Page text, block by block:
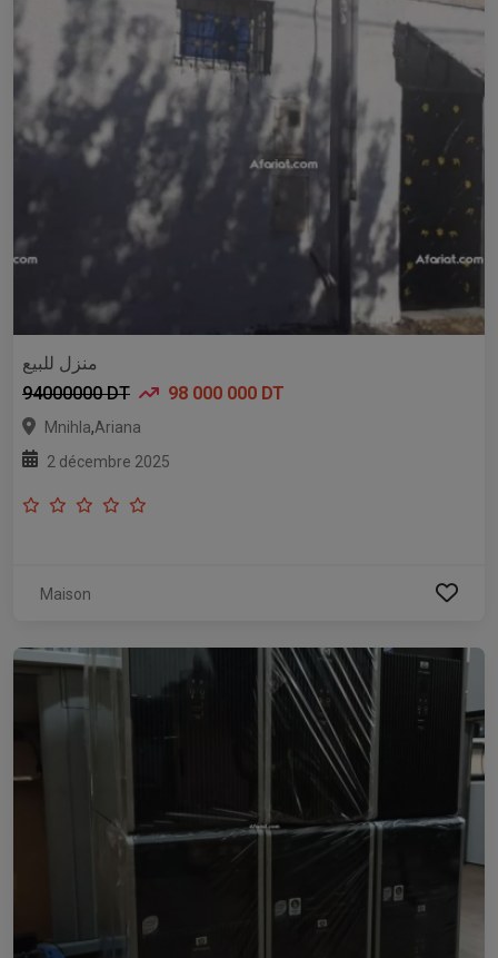
منزل للبيع
94000000 DT
98 000 000 DT
Mnihla,Ariana
2 décembre 2025
Maison